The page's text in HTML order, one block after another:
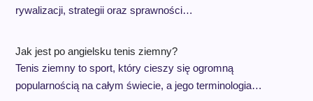
rywalizacji, strategii oraz sprawności…
Jak jest po angielsku tenis ziemny?
Tenis ziemny to sport, który cieszy się ogromną
popularnością na całym świecie, a jego terminologia…